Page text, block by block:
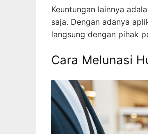
Keuntungan lainnya
saja. Dengan adanya
langsung dengan pihak
Cara Melunasi